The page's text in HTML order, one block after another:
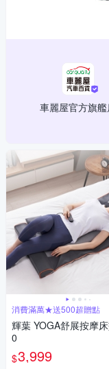
車麗屋官方旗
消費滿萬★送500超贈點
輝葉 YOGA舒展按摩
0
$3,999